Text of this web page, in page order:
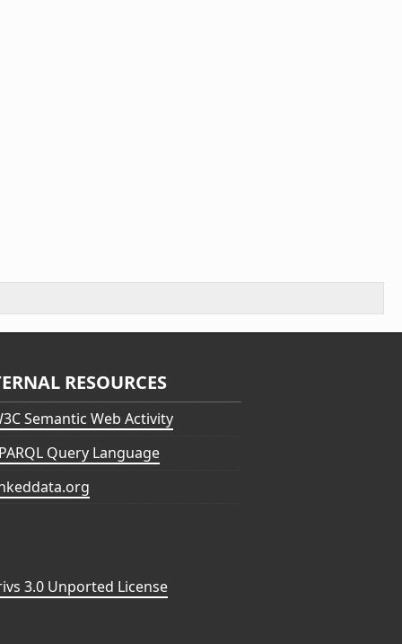
RESOURCES
Semantic Web Activity
Query Language
3.0 Unported License